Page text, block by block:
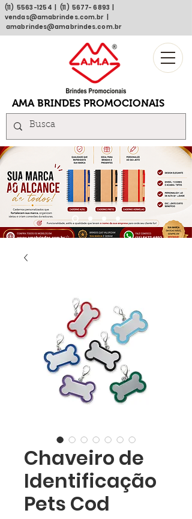
(11) 5563 -1254 | (11) 5677- 6893
vendas@amabrindes.com.br
amabrindes@amabrindes.com.br
AMA BRINDES PROMOCIONAIS
Chaveiro de
Identificação
Pets Cod